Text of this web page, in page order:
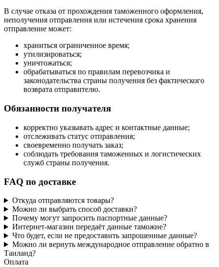
В случае отказа от прохождения таможенного оформления,
неполучения отправления или истечения срока хранения
отправление может:
храниться ограниченное время;
утилизироваться;
уничтожаться;
обрабатываться по правилам перевозчика и
законодательства страны получения без фактического
возврата отправителю.
Обязанности получателя
корректно указывать адрес и контактные данные;
отслеживать статус отправления;
своевременно получать заказ;
соблюдать требования таможенных и логистических
служб страны получения.
FAQ по доставке
Откуда отправляются товары?
Можно ли выбрать способ доставки?
Почему могут запросить паспортные данные?
Интернет-магазин передаёт данные таможне?
Что будет, если не предоставить запрошенные данные?
Можно ли вернуть международное отправление обратно в
Таиланд?
Оплата